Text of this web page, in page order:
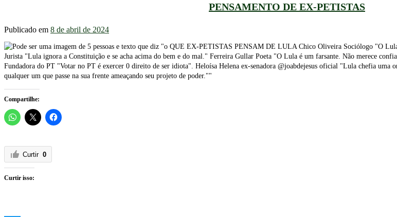
PENSAMENTO DE EX-PETISTAS
Publicado em 8 de abril de 2024
Compartilhe:
Curtir 0
Curtir isso: